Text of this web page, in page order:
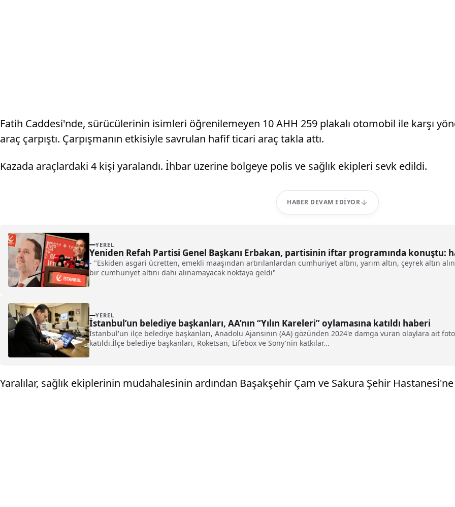
Fatih Caddesi'nde, sürücülerinin isimleri öğrenilemeyen 10 AHH 259 plakalı otomobil ile karşı
araç çarpıştı. Çarpışmanın etkisiyle savrulan hafif ticari araç takla attı.
Kazada araçlardaki 4 kişi yaralandı. İhbar üzerine bölgeye polis ve sağlık ekipleri sevk edildi.
HABER DEVAM EDIYOR
YEREL
Yeniden Refah Partisi Genel Başkanı Erbakan, partisinin iftar programında konuştu:
- "Eskiden asgari ücretten, emekli maaşından artırılanlardan cumhuriyet altını, yarım altın, çeyrek altın
bir cumhuriyet altını dahi alınamayacak noktaya geldi"
YEREL
İstanbul’un belediye başkanları, AA’nın “Yılın Kareleri” oylamasına katıldı haberi
İstanbul'un ilçe belediye başkanları, Anadolu Ajansının (AA) gözünden 2024'e damga vuran olaylara ait
katıldı.İlçe belediye başkanları, Roketsan, Lifebox ve Sony'nin katkılar...
Yaralılar, sağlık ekiplerinin müdahalesinin ardından Başakşehir Çam ve Sakura Şehir Hastanesi'ne